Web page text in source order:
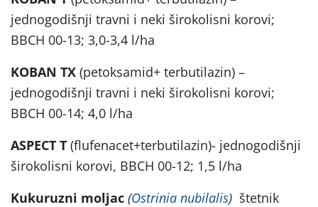
jednogodišnji travni i neki širokolisni korovi;
BBCH 00-13; 3,0-3,4 l/ha
KOBAN TX (petoksamid+ terbutilazin) –
jednogodišnji travni i neki širokolisni korovi;
BBCH 00-14; 4,0 l/ha
ASPECT T (flufenacet+terbutilazin)- jednogodišnji
širokolisni korovi, BBCH 00-12; 1,5 l/ha
Kukuruzni moljac (Ostrinia nubilalis) štetnik